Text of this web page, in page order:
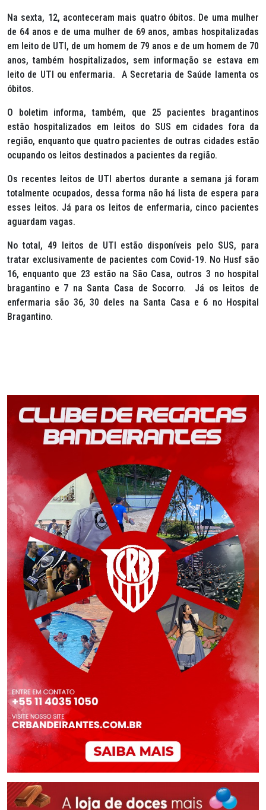
Na sexta, 12, aconteceram mais quatro óbitos. De uma mulher
de 64 anos e de uma mulher de 69 anos, ambas hospitalizadas
em leito de UTI, de um homem de 79 anos e de um homem de 70
anos, também hospitalizados, sem informação se estava em
leito de UTI ou enfermaria. A Secretaria de Saúde lamenta os
óbitos.
O boletim informa, também, que 25 pacientes bragantinos
estão hospitalizados em leitos do SUS em cidades fora da
região, enquanto que quatro pacientes de outras cidades estão
ocupando os leitos destinados a pacientes da região.
Os recentes leitos de UTI abertos durante a semana já foram
totalmente ocupados, dessa forma não há lista de espera para
esses leitos. Já para os leitos de enfermaria, cinco pacientes
aguardam vagas.
No total, 49 leitos de UTI estão disponíveis pelo SUS, para
tratar exclusivamente de pacientes com Covid-19. No Husf são
16, enquanto que 23 estão na São Casa, outros 3 no hospital
bragantino e 7 na Santa Casa de Socorro. Já os leitos de
enfermaria são 36, 30 deles na Santa Casa e 6 no Hospital
Bragantino.